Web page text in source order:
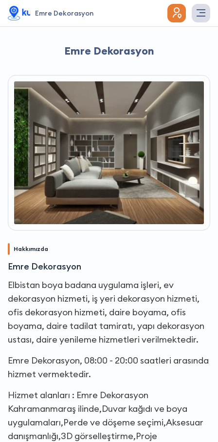
Emre Dekorasyon
Emre Dekorasyon
Hakkımızda
Emre Dekorasyon
Elbistan boya badana uygulama işleri, ev
dekorasyon hizmeti, iş yeri dekorasyon hizmeti,
ofis dekorasyon hizmeti, daire boyama, ofis
boyama, daire tadilat tamiratı, yapı dekorasyon
ustası, daire yenileme hizmetleri verilmektedir.
Emre Dekorasyon, 08:00 - 20:00 saatleri arasında
hizmet vermektedir.
Hizmet alanları : Emre Dekorasyon
Kahramanmaraş ilinde,Duvar kağıdı ve boya
uygulamaları,Perde ve döşeme seçimi,Aksesuar
danışmanlığı,3D görselleştirme,Proje